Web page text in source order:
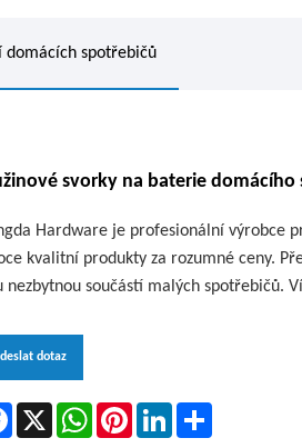
domácích spotřebičů
svorky na baterie domácího
Hardware je profesionální výrobce
kvalitní produkty za rozumné ceny.
nezbytnou součástí malých spotřebičů.
dotaz
Facebook
X WhatsAppPinterestLinkedIn